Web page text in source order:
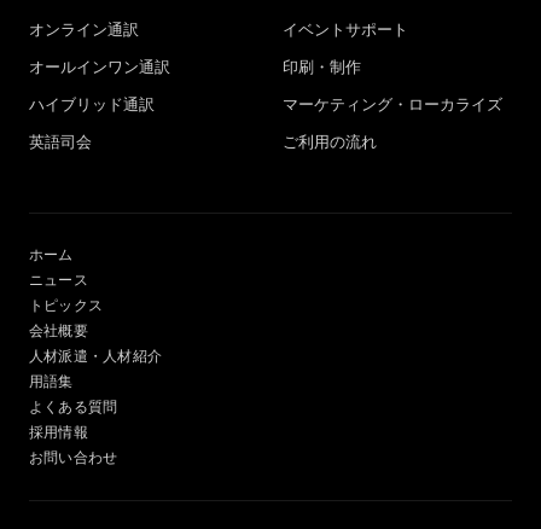
オンライン通訳
オールインワン通訳
ハイブリッド通訳
英語司会
イベントサポート
印刷・制作
マーケティング・ローカライズ
ご利用の流れ
ホーム
ニュース
トピックス
会社概要
人材派遣・人材紹介
用語集
よくある質問
採用情報
お問い合わせ